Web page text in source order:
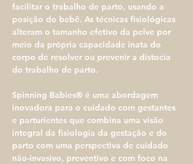
facilitar o trabalho de parto, usando a
posição do bebê. As técnicas fisiológicas
alteram o tamanho efetivo da pelve por
meio da própria capacidade inata do
corpo de resolver ou prevenir a distocia
do trabalho de parto.
Spinning Babies® é uma abordagem
inovadora para o cuidado com gestantes
e parturientes que combina uma visão
integral da fisiologia da gestação e do
parto com uma perspectiva de cuidado
não-invasivo, preventivo e com foco na